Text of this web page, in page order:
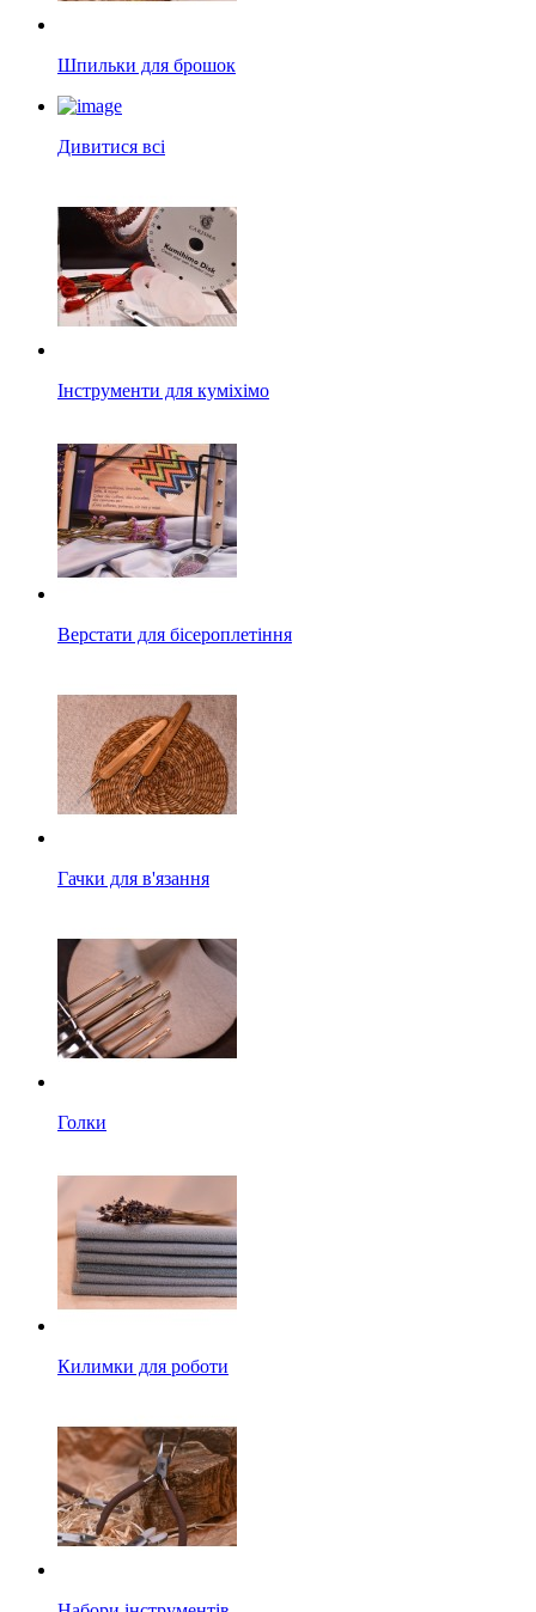
Шпильки для брошок
Дивитися всі
Інструменти для куміхімо
Верстати для бісероплетіння
Гачки для в'язання
Голки
Килимки для роботи